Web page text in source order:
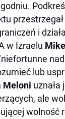
i
w Izraelu
lub
Meloni uznała
ale
wolność